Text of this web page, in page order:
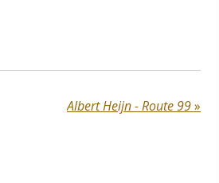
Albert Heijn - Route 99»